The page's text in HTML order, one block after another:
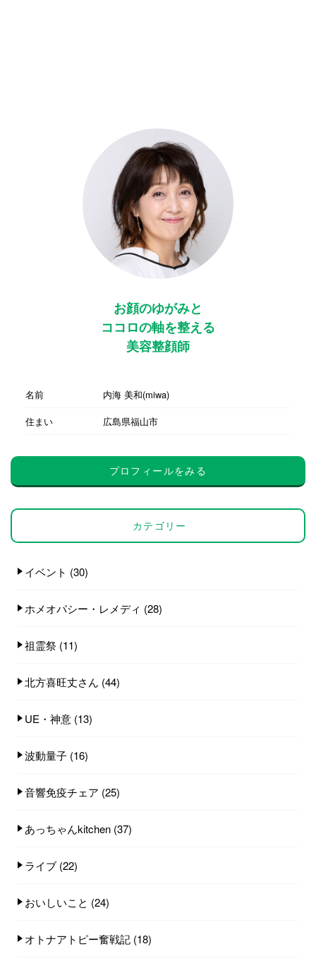
お顔のゆがみと
ココロの軸を整える
美容整顔師
名前
内海 美和(miwa)
住まい
広島県福山市
プロフィールをみる
カテゴリー
イベント (30)
ホメオパシー・レメディ (28)
祖霊祭 (11)
北方喜旺丈さん (44)
UE・神意 (13)
波動量子 (16)
音響免疫チェア (25)
あっちゃんkitchen (37)
ライブ (22)
おいしいこと (24)
オトナアトピー奮戦記 (18)